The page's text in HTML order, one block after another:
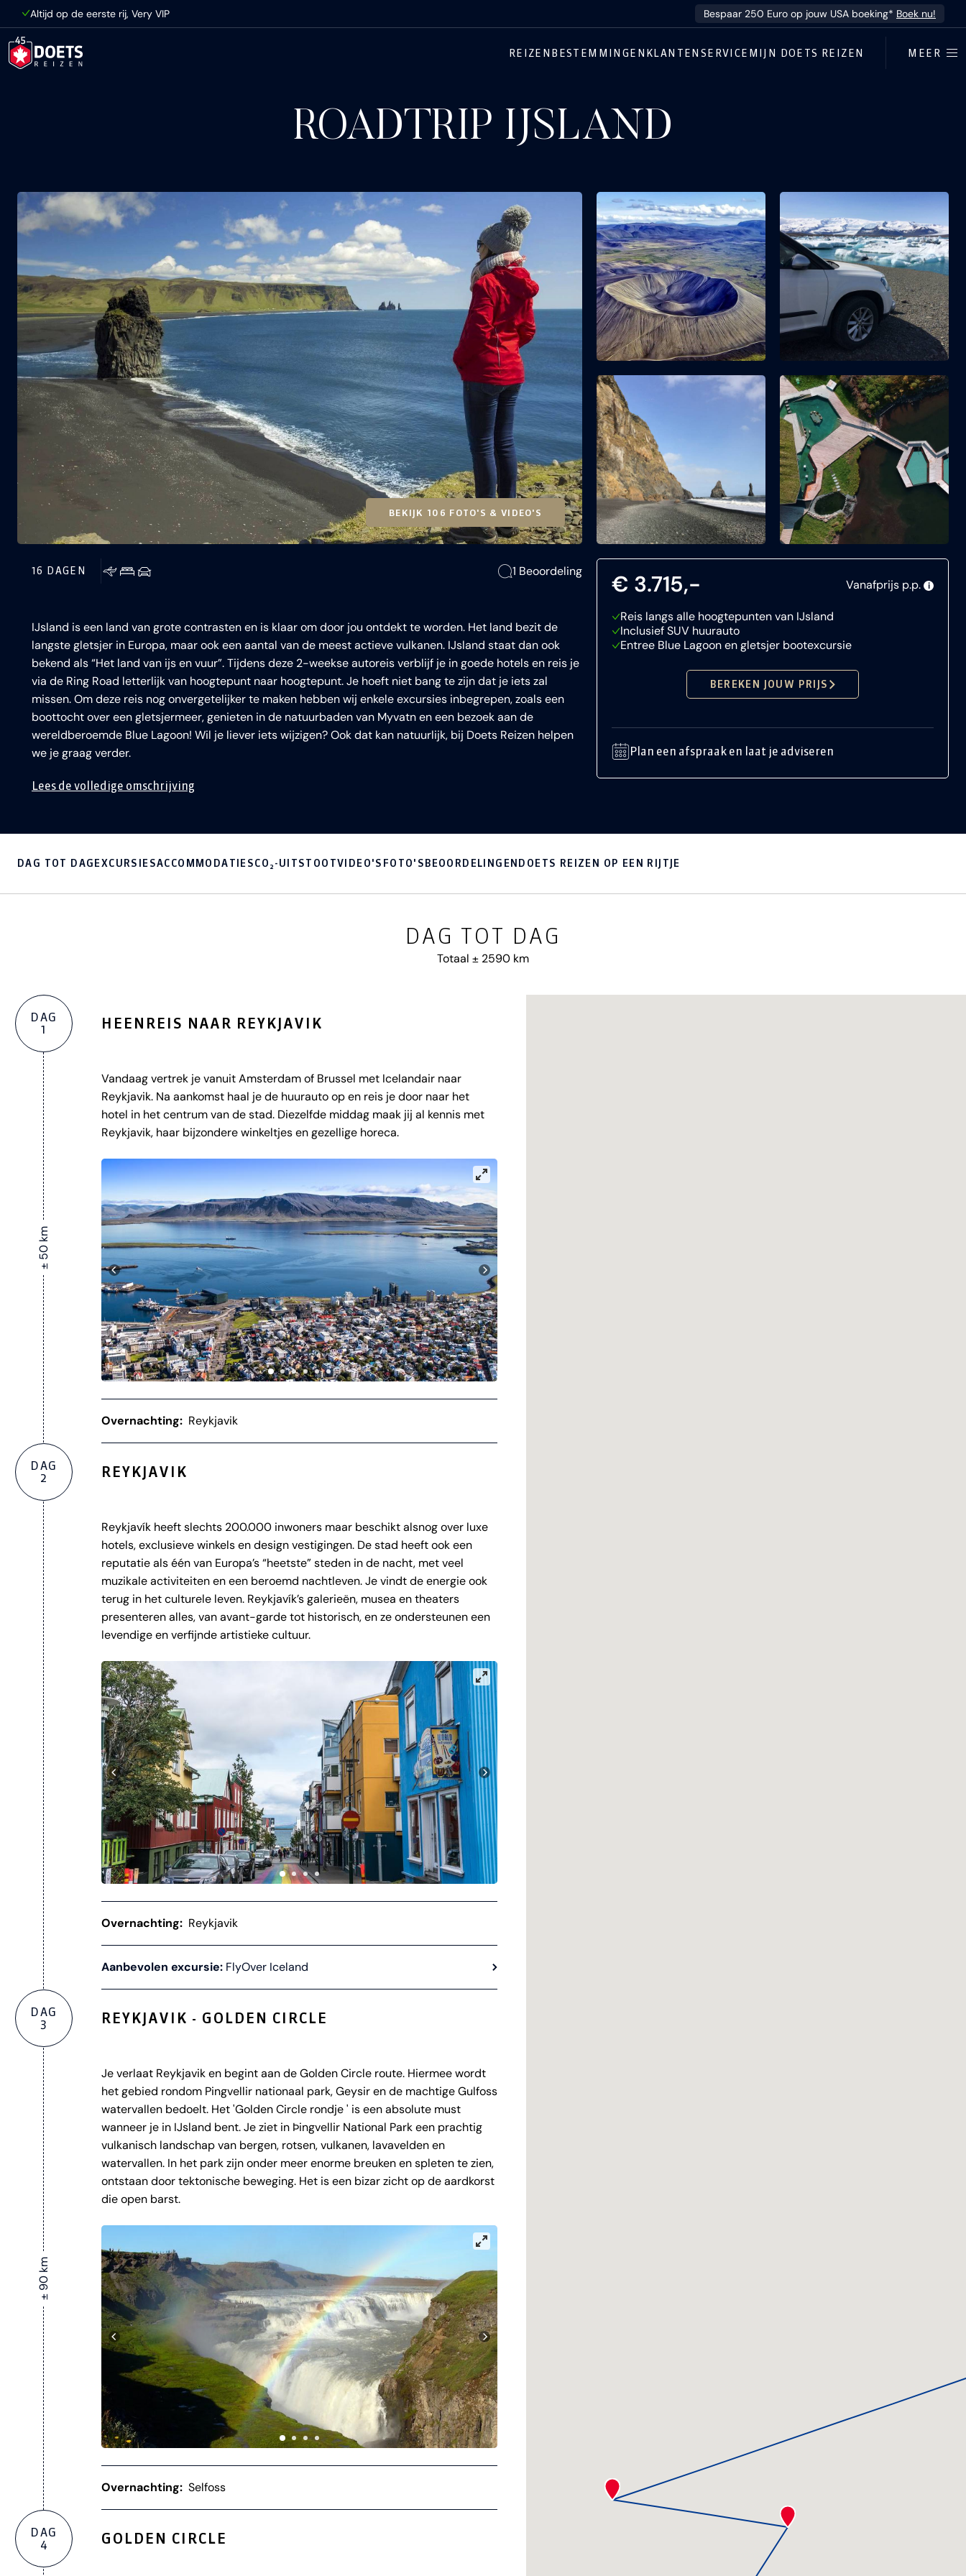
Ga direct naar inhoud
Altijd op de eerste rij, Very VIP Bespaar 250 Euro op jouw USA boeking* Boek nu!
REIZEN BESTEMMINGEN KLANTENSERVICE MIJN DOETS REIZEN MEER
ROADTRIP IJSLAND
BEKIJK 106 FOTO'S & VIDEO'S
16 DAGEN 1 Beoordeling
IJsland is een land van grote contrasten en is klaar om door jou ontdekt te worden. Het land bezit de
langste gletsjer in Europa, maar ook een aantal van de meest actieve vulkanen. IJsland staat dan ook
bekend als “Het land van ijs en vuur”. Tijdens deze 2-weekse autoreis verblijf je in goede hotels en reis je
via de Ring Road letterlijk van hoogtepunt naar hoogtepunt. Je hoeft niet bang te zijn dat je iets zal
missen. Om deze reis nog onvergetelijker te maken hebben wij enkele excursies inbegrepen, zoals een
boottocht over een gletsjermeer, genieten in de natuurbaden van Myvatn en een bezoek aan de
wereldberoemde Blue Lagoon! Wil je liever iets wijzigen? Ook dat kan natuurlijk, bij Doets Reizen helpen
we je graag verder.
Lees de volledige omschrijving
€ 3.715,- Vanafprijs p.p. i
Reis langs alle hoogtepunten van IJsland
Inclusief SUV huurauto
Entree Blue Lagoon en gletsjer bootexcursie
BEREKEN JOUW PRIJS
Plan een afspraak en laat je adviseren
DAG TOT DAGEXCURSIESACCOMMODATIESCO₂-UITSTOOTVIDEO'S FOTO'SBEOORDELINGENDOETS REIZEN OP EEN RIJTJE
DAG TOT DAG
Totaal ± 2590 km
DAG
1
HEENREIS NAAR REYKJAVIK
± 50 km
Vandaag vertrek je vanuit Amsterdam of Brussel met Icelandair naar
Reykjavik. Na aankomst haal je de huurauto op en reis je door naar het
hotel in het centrum van de stad. Diezelfde middag maak jij al kennis met
Reykjavik, haar bijzondere winkeltjes en gezellige horeca.
Overnachting: Reykjavik
DAG
2
REYKJAVIK
Reykjavík heeft slechts 200.000 inwoners maar beschikt alsnog over luxe
hotels, exclusieve winkels en design vestigingen. De stad heeft ook een
reputatie als één van Europa’s “heetste” steden in de nacht, met veel
muzikale activiteiten en een beroemd nachtleven. Je vindt de energie ook
terug in het culturele leven. Reykjavík’s galerieën, musea en theaters
presenteren alles, van avant-garde tot historisch, en ze ondersteunen een
levendige en verfijnde artistieke cultuur.
Overnachting: Reykjavik
Aanbevolen excursie: FlyOver Iceland
DAG
3
REYKJAVIK - GOLDEN CIRCLE
± 90 km
Je verlaat Reykjavik en begint aan de Golden Circle route. Hiermee wordt
het gebied rondom Pingvellir nationaal park, Geysir en de machtige Gulfoss
watervallen bedoelt. Het 'Golden Circle rondje ' is een absolute must
wanneer je in IJsland bent. Je ziet in Þingvellir National Park een prachtig
vulkanisch landschap van bergen, rotsen, vulkanen, lavavelden en
watervallen. In het park zijn onder meer enorme breuken en spleten te zien,
ontstaan door tektonische beweging. Het is een bizar zicht op de aardkorst
die open barst.
Overnachting: Selfoss
DAG
4
GOLDEN CIRCLE